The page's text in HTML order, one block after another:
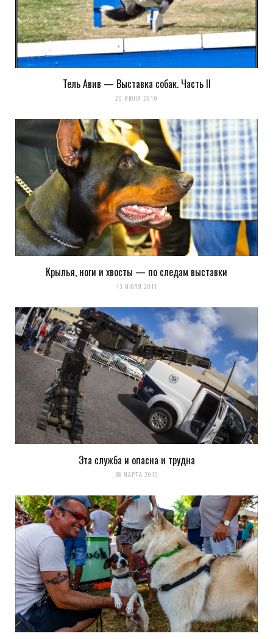
Тель Авив — Выставка собак. Часть II
20 ИЮНЯ 2010
Крылья, ноги и хвосты — по следам выставки
13 ИЮЛЯ 2011
Эта служба и опасна и трудна
28 МАРТА 2013